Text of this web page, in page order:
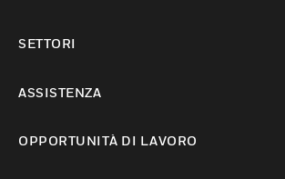
SETTORI
ASSISTENZA
OPPORTUNITÀ DI LAVORO